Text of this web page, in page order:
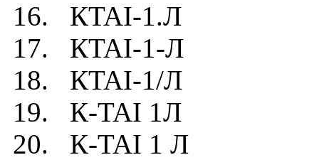
16. КTAI-1.Л
17. КTAI-1-Л
18. КTAI-1/Л
19. К-TAI 1Л
20. К-TAI 1 Л